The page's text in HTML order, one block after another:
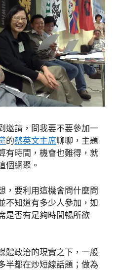
邀請，問我要不要參加一
的蔡英文主席聊聊，主題
有時間，機會也難得，就
個網聚。
，要利用這機會問什麼問
不知道有多少人參加，如
是否有足夠時間暢所欲
體政治的現實之下，一般
半都在炒短線話題；做為